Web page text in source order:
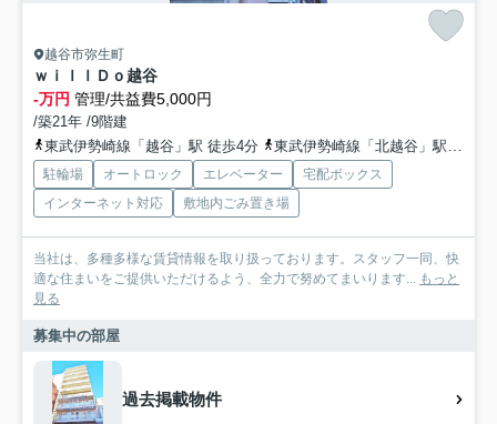
越谷市弥生町
ｗｉｌｌＤｏ越谷
-万円 管理/共益費5,000円
/築21年 /9階建
東武伊勢崎線「越谷」駅 徒歩4分
東武伊勢崎線「北越谷」駅 徒歩22分
駐輪場 オートロック エレベーター
宅配ボックス
インターネット対応
敷地内ごみ置き場
当社は、多種多様な賃貸情報を取り扱っております。スタッフ一同、快
適な住まいをご提供いただけるよう、全力で努めてまいります... もっと
見る
募集中の部屋
過去掲載物件